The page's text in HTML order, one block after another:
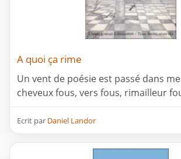
A quoi ça rime
Un vent de poésie est passé dans
cheveux fous, vers fous, rimailleur
Ecrit par Daniel Landor